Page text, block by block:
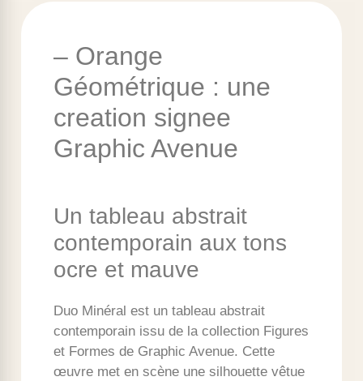
– Orange
Géométrique : une
creation signee
Graphic Avenue
Un tableau abstrait
contemporain aux tons
ocre et mauve
Duo Minéral est un tableau abstrait
contemporain issu de la collection Figures
et Formes de Graphic Avenue. Cette
œuvre met en scène une silhouette vêtue